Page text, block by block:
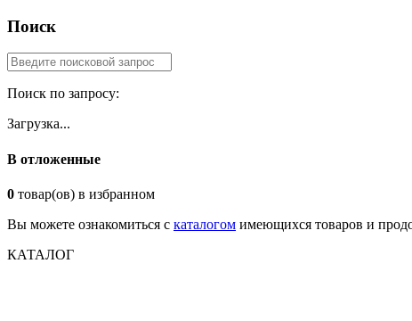
Поиск
Поиск по запросу:
Загрузка...
В отложенные
0 товар(ов) в избранном
Вы можете ознакомиться с каталогом имеющихся товаров и
КАТАЛОГ